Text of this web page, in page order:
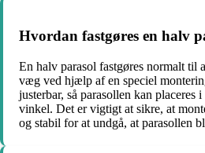
Hvordan fastgøres en halv
En halv parasol fastgøres normalt til
væg ved hjælp af en speciel
justerbar, så parasollen kan placeres
vinkel. Det er vigtigt at sikre, at
og stabil for at undgå, at parasollen